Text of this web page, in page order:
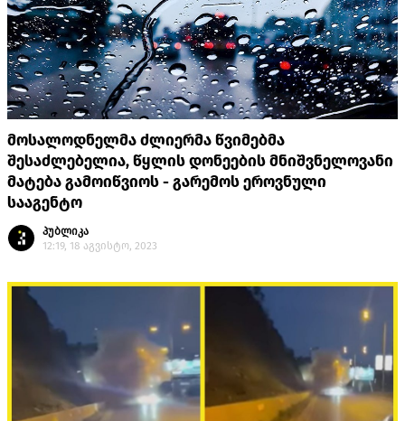
მოსალოდნელმა ძლიერმა წვიმებმა
შესაძლებელია, წყლის დონეების მნიშვნელოვანი
მატება გამოიწვიოს - გარემოს ეროვნული
სააგენტო
პუბლიკა
12:19, 18 აგვისტო, 2023